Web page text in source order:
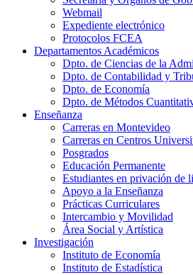
Webmail
Expediente electrónico
Protocolos FCEA
Departamentos Académicos
Dpto. de Ciencias de la
Dpto. de Contabilidad y
Dpto. de Economía
Dpto. de Métodos
Enseñanza
Carreras en Montevideo
Carreras en Centros
Posgrados
Educación Permanente
Estudiantes en privación de
Apoyo a la Enseñanza
Prácticas Curriculares
Intercambio y Movilidad
Área Social y Artística
Investigación
Instituto de Economía
Instituto de Estadística